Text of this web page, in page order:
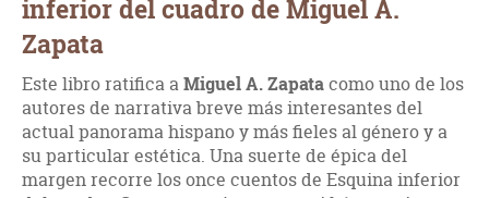
inferior del cuadro de Miguel A.
Zapata
Este libro ratifica aMiguel A. Zapatacomo uno de los
autores de narrativa breve más interesantes del
actual panorama hispano y más fieles al género y a
su particular estética. Una suerte de épica del
margen recorre los once cuentos de Esquina inferior